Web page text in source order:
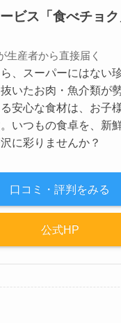
ビス「食べチョク
生産者から直接届く
、スーパーにはない
いたお肉・魚介類が
安心な食材は、お子
いつもの食卓を、新
に彩りませんか？
口コミ・評判をみる
公式HP